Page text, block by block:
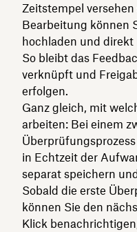
Zeitstempel
Bearbeitung können
hochladen und direkt
So bleibt das
verknüpft und
erfolgen.
Ganz gleich, mit
arbeiten: Bei einem
in Echtzeit der
separat speichern
Sobald die erste
können Sie den
Klick